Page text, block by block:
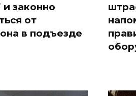
законно
от
в подъезде